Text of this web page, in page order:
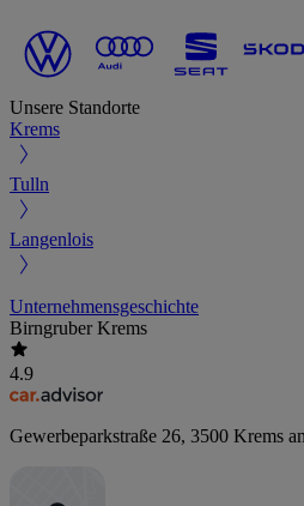
Unsere Standorte
Krems
Tulln
Langenlois
Unternehmensgeschichte
Birngruber Krems
4.9
Gewerbeparkstraße 26, 3500 Krems